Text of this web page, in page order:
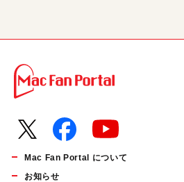
Mac Fan Portal について
お知らせ